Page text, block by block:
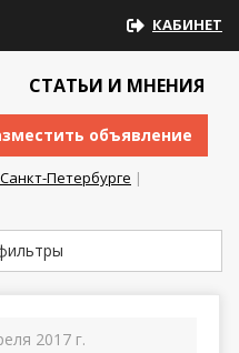
КАБИНЕТ
СТАТЬИ И МНЕНИЯ
объявление
Петербурге |
2017 г.